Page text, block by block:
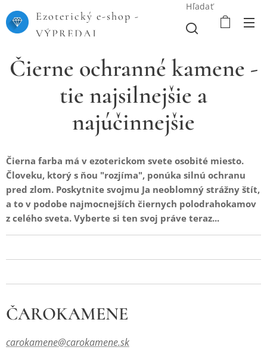
Ezoterický e-shop -
VÝPREDAJ
Hľadať
Čierne ochranné kamene -
tie najsilnejšie a
najúčinnejšie
Čierna farba má v ezoterickom svete osobité miesto.
Človeku, ktorý s ňou "rozjíma", ponúka silnú ochranu
pred zlom. Poskytnite svojmu Ja neoblomný strážny štít,
a to v podobe najmocnejších čiernych polodrahokamov
z celého sveta. Vyberte si ten svoj práve teraz...
ČAROKAMENE
carokamene@carokamene.sk